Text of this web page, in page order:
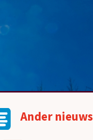
Ander nieuws